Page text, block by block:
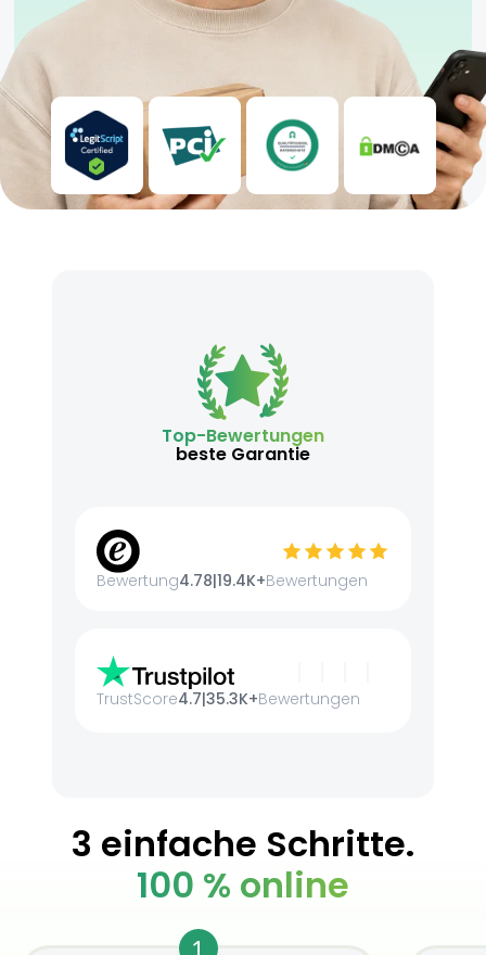
Top-Bewertungen
beste Garantie
Bewertung4.78|19.4K+Bewertungen
TrustScore4.7|35.3K+Bewertungen
3 einfache Schritte.
100 % online